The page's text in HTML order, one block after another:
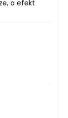
a efekt